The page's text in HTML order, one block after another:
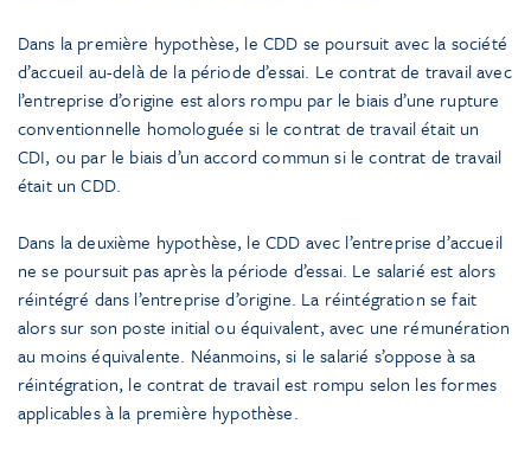
Dans la première hypothèse, le CDD se poursuit avec la société
d’accueil au-delà de la période d’essai. Le contrat de travail avec
l’entreprise d’origine est alors rompu par le biais d’une rupture
conventionnelle homologuée si le contrat de travail était un
CDI, ou par le biais d’un accord commun si le contrat de travail
était un CDD.
Dans la deuxième hypothèse, le CDD avec l’entreprise d’accueil
ne se poursuit pas après la période d’essai. Le salarié est alors
réintégré dans l’entreprise d’origine. La réintégration se fait
alors sur son poste initial ou équivalent, avec une rémunération
au moins équivalente. Néanmoins, si le salarié s’oppose à sa
réintégration, le contrat de travail est rompu selon les formes
applicables à la première hypothèse.